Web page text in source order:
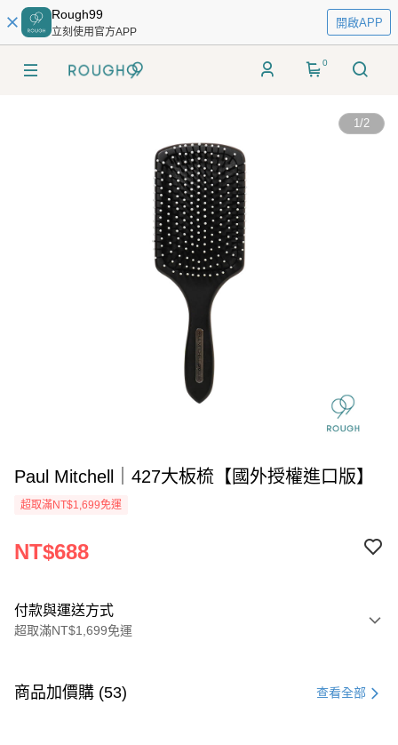
Rough99
立刻使用官方APP
開啟APP
0
1/2
Paul Mitchell｜427大板梳【國外授權進口版】
超取滿NT$1,699免運
NT$688
付款與運送方式
超取滿NT$1,699免運
信用卡一次付款
商品加價購 (53) 查看全部